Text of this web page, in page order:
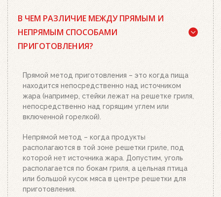
качественный древесный уголь или угольные
брикеты Weber, кубики для розжига, а также наш
необходимым количеством угля или брикетов,
решетку для угля и подожгите их. Сверху
поставьте заполненный углем или брикетами
стартер. Больше ничего делать не нужно.
Топливо разгорится полностью за 20-30 минут, в
зависимости от количества угля или брикетов.
Когда верхний уголь станет красным, а слой
брикетов покроется белым пеплом, высыпьте
уголь из стартера на решетку для угля. Жар
будет просто отличным!
В ЧЕМ РАЗЛИЧИЕ МЕЖДУ ПРЯМЫМ И
НЕПРЯМЫМ СПОСОБАМИ
ПРИГОТОВЛЕНИЯ?
Прямой метод приготовления – это когда пища
находится непосредственно над источником
жара (например, стейки лежат на решетке гриля,
непосредственно над горящим углем или
включенной горелкой).
Непрямой метод – когда продукты
располагаются в той зоне решетки гриле, под
которой нет источника жара. Допустим, уголь
располагается по бокам гриля, а цельная птица
или большой кусок мяса в центре решетки для
приготовления.